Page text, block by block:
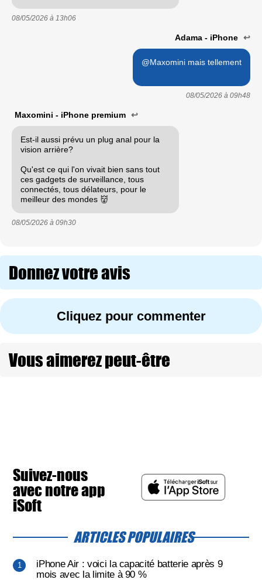
08/05/2026 à 13h06
Adama - iPhone ↩
@Maxomini mais tellement
08/05/2026 à 09h48
Maxomini - iPhone premium ↩
Est-il aussi prévu un plug anal pour la
vision arrière?
Qu'est ce qui l'on vivait bien sans tout
ces gadgets de surveillance, tous
connectés, tous délateurs, pour le
meilleur des mondes 👹
08/05/2026 à 09h30
Donnez votre avis
Cliquez pour commenter
Vous aimerez peut-être
Suivez-nous
avec notre app
iSoft
ARTICLES POPULAIRES
iPhone Air : voici la capacité batterie après 9
mois avec la limite à 90 %